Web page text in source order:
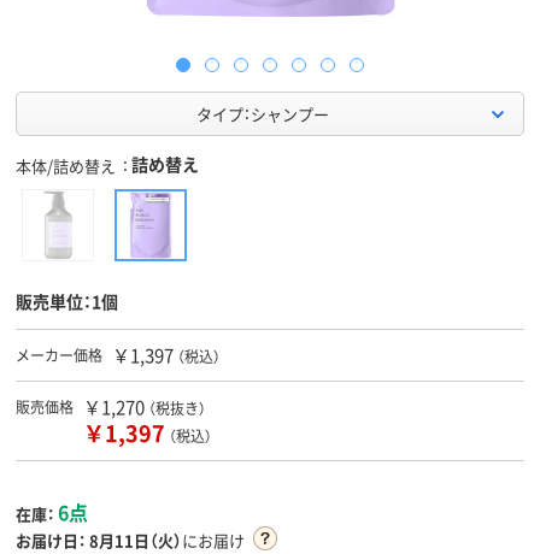
タイプ：シャンプー
本体/詰め替え 詰め替え
販売単位：1個
メーカー価格 ￥1,397 （税込）
販売価格 ￥1,270 （税抜き）
￥1,397 （税込）
在庫： 6点
お届け日： 8月11日（火）にお届け